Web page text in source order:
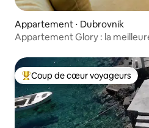
Appartement ⋅ Dubrovnik
Appartement Glory : la
Coups de cœur voyageurs les
Coup de cœur voyageurs